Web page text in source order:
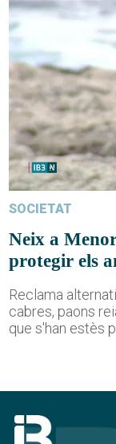
SOCIETAT
Neix a
protegir els
Reclama
cabres, paons
que s'han estès